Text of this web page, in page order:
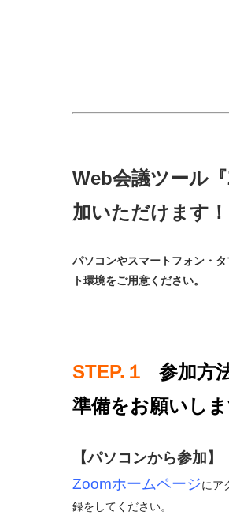
Web会議ツール
加いただけます！
パソコンやスマートフォン・
ト環境をご用意ください。
STEP.１ 参加方
準備をお願いしま
【パソコンから参加】
Zoomホームページにア
録をしてください。